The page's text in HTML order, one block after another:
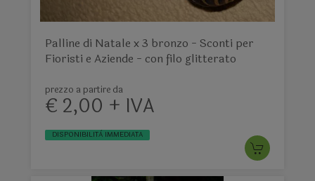
Palline di Natale x 3 bronzo - Sconti per
Fioristi e Aziende - con filo glitterato
prezzo a partire da
€ 2,00 + IVA
DISPONIBILITÀ IMMEDIATA